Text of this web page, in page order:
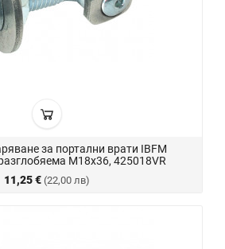
за портални врати IBFM
M18x36, 425018VR
11,25 € (22,00 лв)